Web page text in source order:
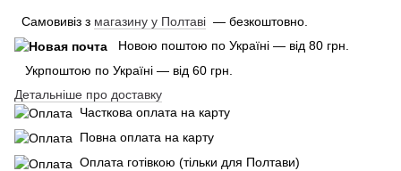
Самовивіз з магазину у Полтаві — безкоштовно.
Новою поштою по Україні — від 80 грн.
Укрпоштою по Україні — від 60 грн.
Детальніше про доставку
Часткова оплата на карту
Повна оплата на карту
Оплата готівкою (тільки для Полтави)